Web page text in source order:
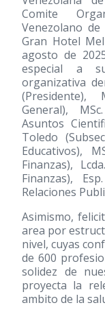
Comite
Venezolano
Gran Hotel
agosto de
especial a
organizativa
(Presidente),
General),
Asuntos
Toledo
Educativos),
Finanzas),
Finanzas),
Relaciones
Asimismo,
area por
nivel, cuyas
de 600
solidez de
proyecta la
ambito de la